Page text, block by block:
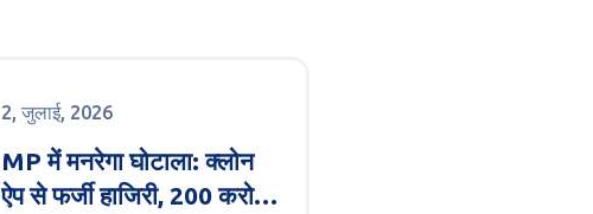
2, जुलाई, 2026
MP में मनरेगा घोटाला: क्लोन
ऐप से फर्जी हाजिरी, 200 करोड़